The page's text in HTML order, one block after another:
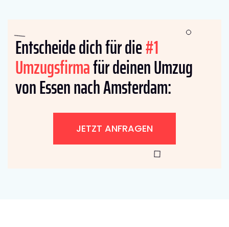
Entscheide dich für die#1
Umzugsfirmafür deinen Umzug
von Essen nach Amsterdam:
JETZT ANFRAGEN